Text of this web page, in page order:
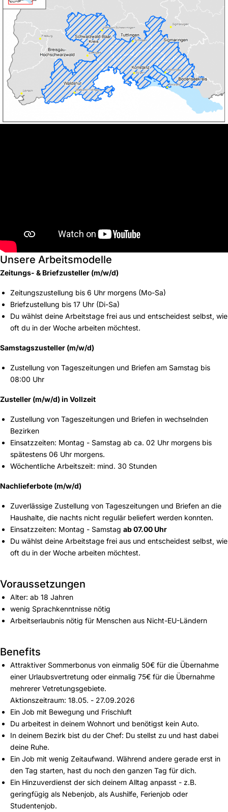
Unsere Arbeitsmodelle
Zeitungs- & Briefzusteller (m/w/d)
Zeitungszustellung bis 6 Uhr morgens (Mo-Sa)
Briefzustellung bis 17 Uhr (Di-Sa)
Du wählst deine Arbeitstage frei aus und entscheidest selbst, wie
oft du in der Woche arbeiten möchtest.
Samstagszusteller (m/w/d)
Zustellung von Tageszeitungen und Briefen am Samstag bis
08:00 Uhr
Zusteller (m/w/d) in Vollzeit
Zustellung von Tageszeitungen und Briefen in wechselnden
Bezirken
Einsatzzeiten: Montag - Samstag ab ca. 02 Uhr morgens bis
spätestens 06 Uhr morgens.
Wöchentliche Arbeitszeit: mind. 30 Stunden
Nachlieferbote (m/w/d)
Zuverlässige Zustellung von Tageszeitungen und Briefen an die
Haushalte, die nachts nicht regulär beliefert werden konnten.
Einsatzzeiten: Montag - Samstag ab 07.00 Uhr
Du wählst deine Arbeitstage frei aus und entscheidest selbst, wie
oft du in der Woche arbeiten möchtest.
Voraussetzungen
Alter: ab 18 Jahren
wenig Sprachkenntnisse nötig
Arbeitserlaubnis nötig für Menschen aus Nicht-EU-Ländern
Benefits
Attraktiver Sommerbonus von einmalig 50€ für die Übernahme
einer Urlaubsvertretung oder einmalig 75€ für die Übernahme
mehrerer Vetretungsgebiete.
Aktionszeitraum: 18.05. - 27.09.2026
Ein Job mit Bewegung und Frischluft
Du arbeitest in deinem Wohnort und benötigst kein Auto.
In deinem Bezirk bist du der Chef: Du stellst zu und hast dabei
deine Ruhe.
Ein Job mit wenig Zeitaufwand. Während andere gerade erst in
den Tag starten, hast du noch den ganzen Tag für dich.
Ein Hinzuverdienst der sich deinem Alltag anpasst - z.B.
geringfügig als Nebenjob, als Aushilfe, Ferienjob oder
Studentenjob.